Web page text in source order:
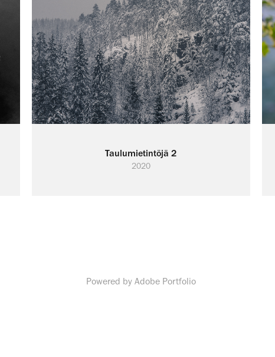
Taulumietintöjä 2
2020
Powered by Adobe Portfolio